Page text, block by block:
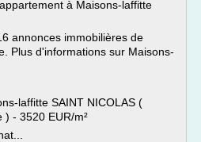
à Maisons-laffitte
annonces immobilières de
Plus d'informations sur Maisons-
laffitte SAINT NICOLAS (
) - 3520 EUR/m²